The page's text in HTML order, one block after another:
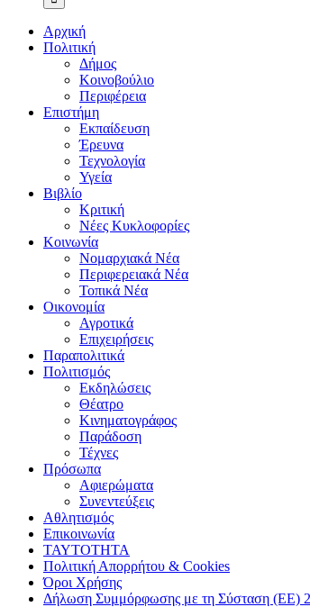
Αρχική
Πολιτική
Δήμος
Κοινοβούλιο
Περιφέρεια
Επιστήμη
Εκπαίδευση
Έρευνα
Τεχνολογία
Υγεία
Βιβλίο
Κριτική
Νέες Κυκλοφορίες
Κοινωνία
Νομαρχιακά Νέα
Περιφερειακά Νέα
Τοπικά Νέα
Οικονομία
Αγροτικά
Επιχειρήσεις
Παραπολιτικά
Πολιτισμός
Εκδηλώσεις
Θέατρο
Κινηματογράφος
Παράδοση
Τέχνες
Πρόσωπα
Αφιερώματα
Συνεντεύξεις
Αθλητισμός
Επικοινωνία
ΤΑΥΤΟΤΗΤΑ
Πολιτική Απορρήτου & Cookies
Όροι Χρήσης
Δήλωση Συμμόρφωσης με τη Σύσταση (ΕΕ)